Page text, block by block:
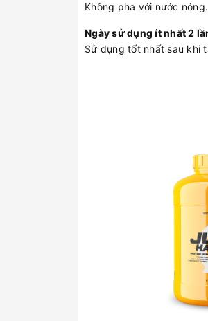
Không pha với nước
Ngày sử dụng ít nhất 2
Sử dụng tốt nhất sau khi